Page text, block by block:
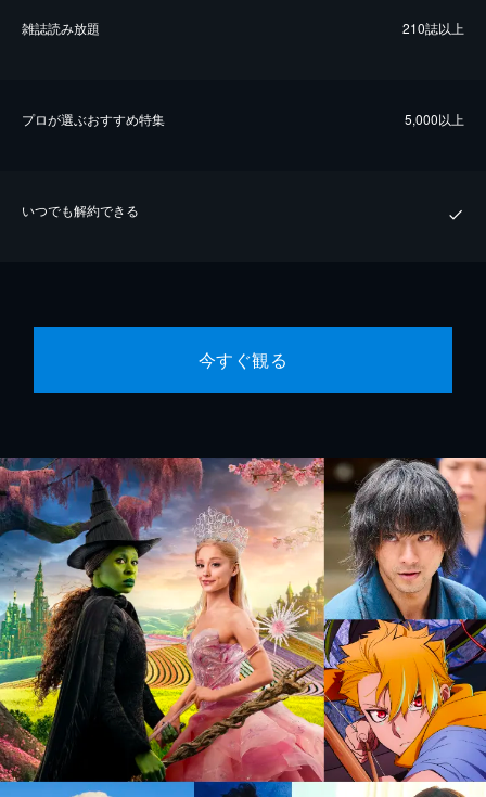
雑誌読み放題 210誌以上
プロが選ぶおすすめ特集 5,000以上
いつでも解約できる
今すぐ観る